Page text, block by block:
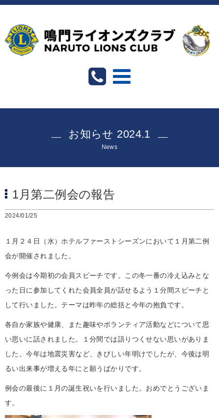
お知らせ 2024.1
News
1月第二例会の報告
2024/01/25
１月２４日（水）ホテルファーストシーズンにおいて１月第二例
会が開催されました。
今例会は今期初の会員スピーチです。この冬一番の冷え込みとな
った日に参加してくれた会員全員が話せるよう１分間スピーチと
して行いました。テーマは昨年の総括と今年の抱負です。
各自か家族や健康、また趣味やボランティア活動などについて思
い思いに話されました。１分間では語りつくせない思いがありま
した。今年は地震災害など、きびしい年明けでしたが、今後は明
るい出来事が増える年にと願うばかりです。
例会の最後に１月の誕生祝いを行いました。おめでとうございま
す。